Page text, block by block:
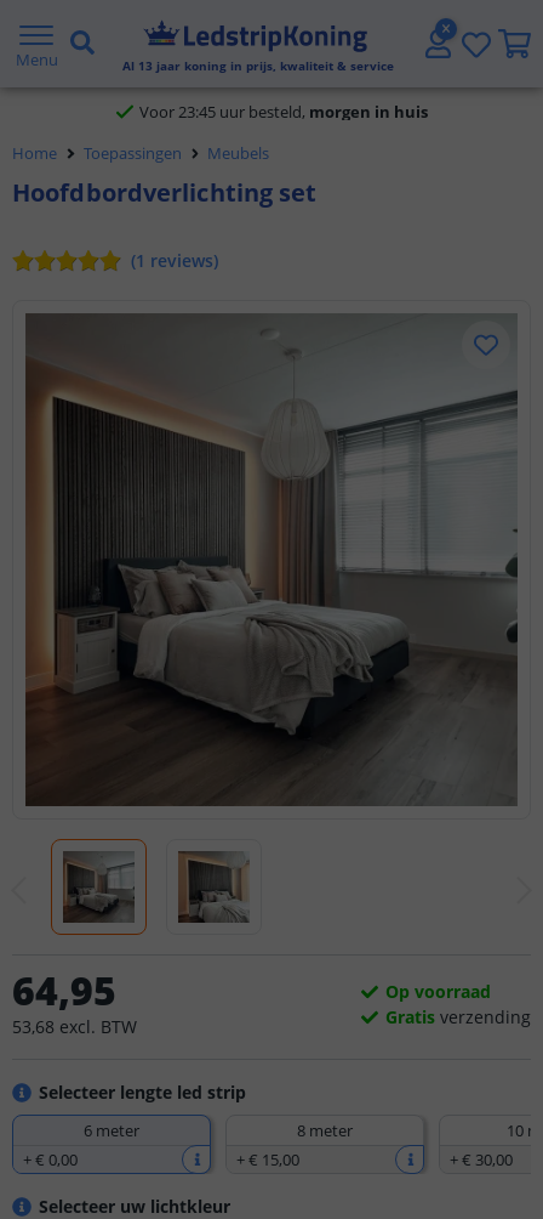
Menu Al 13 jaar koning in prijs, kwaliteit & service
Klantbeoordeling 9.1
Voor 23:45 uur besteld, morgen in huis
Home
Toepassingen Meubels
Hoofdbordverlichting set
(1 reviews)
Selecteer lengte led strip
6 meter
+€ 0,00
8 meter
+€ 15,00
10
+€ 30,00
Selecteer uw lichtkleur
64,95
53,68 excl. BTW
Op voorraad
Gratis verzending